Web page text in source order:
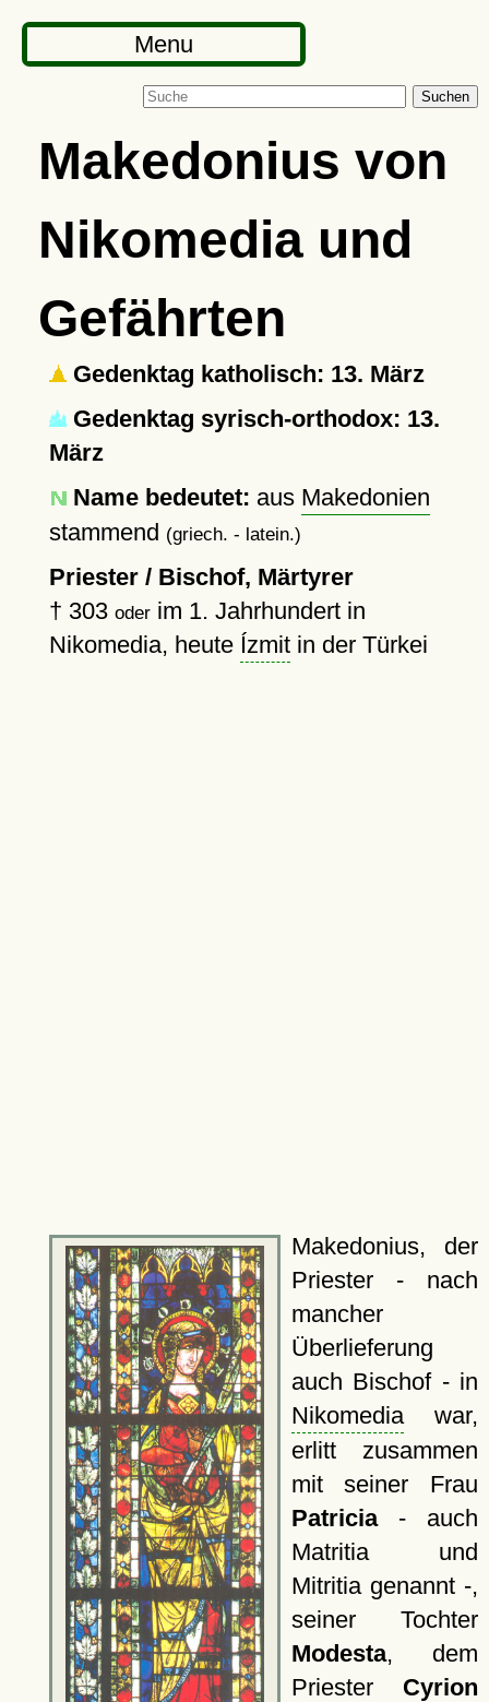
Menu
Suchen
Makedonius von
Nikomedia und
Gefährten
Gedenktag katholisch: 13. März
Gedenktag syrisch-orthodox: 13.
März
Name bedeutet: aus Makedonien
stammend (griech. - latein.)
Priester / Bischof, Märtyrer
† 303 oder im 1. Jahrhundert in
Nikomedia, heute Ízmitin der Türkei
Makedonius, der
Priester - nach
mancher
Überlieferung
auch Bischof - in
Nikomediawar,
erlitt zusammen
mit seiner Frau
Patricia- auch
Matritia und
Mitritia genannt -,
seiner Tochter
Modesta, dem
Priester Cyrion